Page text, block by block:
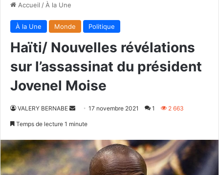
Accueil / À la Une
À la Une Monde Politique
Haïti/ Nouvelles révélations
sur l’assassinat du président
Jovenel Moise
VALERY BERNABE
Envoyer17 novembre 2021 1 2 663
Temps de lecture 1 minute